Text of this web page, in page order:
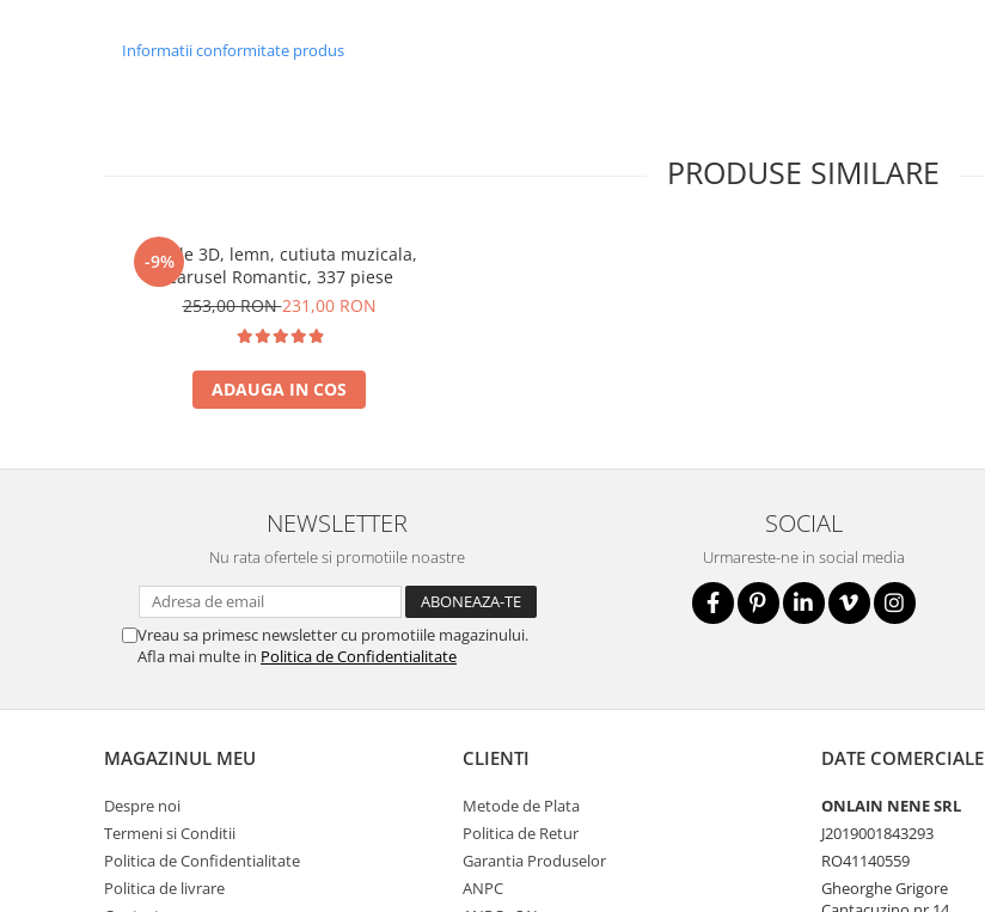
Informatii conformitate produs
PRODUSE SIMILARE
-9%
Puzzle 3D, lemn, cutiuta muzicala,
Carusel Romantic, 337 piese
253,00 RON231,00 RON
ADAUGA IN COS
NEWSLETTER
Nu rata ofertele si promotiile noastre
Vreau sa primesc newsletter cu promotiile magazinului.
Afla mai multe in Politica de Confidentialitate
SOCIAL
Urmareste-ne in social media
MAGAZINUL MEU
Despre noi
Termeni si Conditii
Politica de Confidentialitate
Politica de livrare
CLIENTI
Metode de Plata
Politica de Retur
Garantia Produselor
ANPC
DATE COMERCIALE
ONLAIN NENE SRL
J2019001843293
RO41140559
Gheorghe Grigore